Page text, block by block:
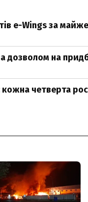
e-Wings за
дозволом на
четверта